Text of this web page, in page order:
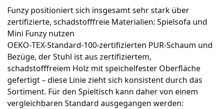
Funzy positioniert sich insgesamt sehr stark über
zertifizierte, schadstofffreie Materialien: Spielsofa und
Mini Funzy nutzen
OEKO‑TEX‑Standard‑100‑zertifizierten PUR-Schaum und
Bezüge, der Stuhl ist aus zertifiziertem,
schadstofffreiem Holz mit speichelfester Oberfläche
gefertigt – diese Linie zieht sich konsistent durch das
Sortiment. Für den Spieltisch kann daher von einem
vergleichbaren Standard ausgegangen werden: